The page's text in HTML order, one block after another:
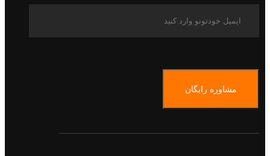
مشاوره رایگان